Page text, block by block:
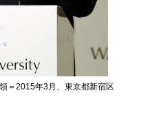
＝2015年3月、東京都新宿区